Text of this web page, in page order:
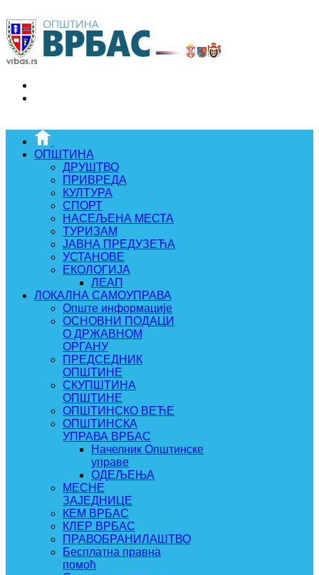
ОПШТИНА
ДРУШТВО
ПРИВРЕДА
КУЛТУРА
СПОРТ
НАСЕЉЕНА МЕСТА
ТУРИЗАМ
ЈАВНА ПРЕДУЗЕЋА
УСТАНОВЕ
ЕКОЛОГИЈА
ЛЕАП
ЛОКАЛНА САМОУПРАВА
Опште информације
ОСНОВНИ ПОДАЦИ
О ДРЖАВНОМ
ОРГАНУ
ПРЕДСЕДНИК
ОПШТИНЕ
СКУПШТИНА
ОПШТИНЕ
ОПШТИНСКО ВЕЋЕ
ОПШТИНСКА
УПРАВА ВРБАС
Начелник Општинске
управе
ОДЕЉЕЊА
МЕСНЕ
ЗАЈЕДНИЦЕ
КЕМ ВРБАС
КЛЕР ВРБАС
ПРАВОБРАНИЛАШТВО
Бесплатна правна
помоћ